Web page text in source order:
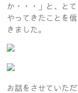
か・・・」と、と
やってきたことを
きました。
お話をさせていた